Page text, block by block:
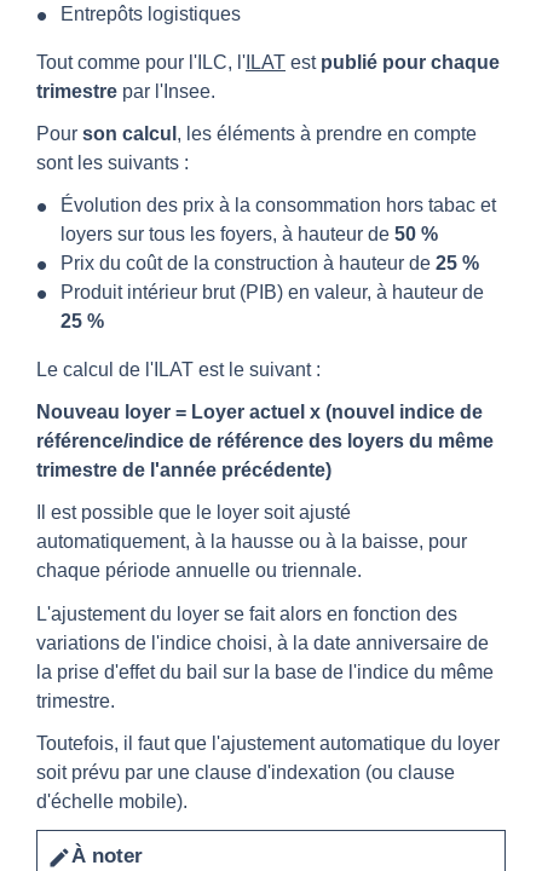
Entrepôts logistiques
Tout comme pour l'ILC, l' ILAT est publié pour chaque
trimestre par l'Insee.
Pour son calcul , les éléments à prendre en compte
sont les suivants :
Évolution des prix à la consommation hors tabac et
loyers sur tous les foyers, à hauteur de 50 %
Prix du coût de la construction à hauteur de 25 %
Produit intérieur brut (PIB) en valeur, à hauteur de
25 %
Le calcul de l'ILAT est le suivant :
Nouveau loyer = Loyer actuel x (nouvel indice de
référence/indice de référence des loyers du même
trimestre de l'année précédente)
Il est possible que le loyer soit ajusté
automatiquement, à la hausse ou à la baisse, pour
chaque période annuelle ou triennale.
L'ajustement du loyer se fait alors en fonction des
variations de l'indice choisi, à la date anniversaire de
la prise d'effet du bail sur la base de l'indice du même
trimestre.
Toutefois, il faut que l'ajustement automatique du loyer
soit prévu par une clause d'indexation (ou clause
d'échelle mobile).
editÀ noter